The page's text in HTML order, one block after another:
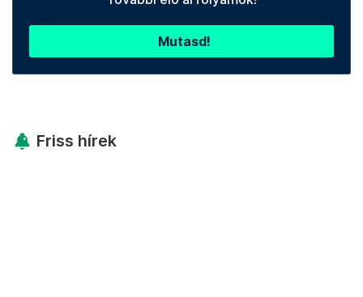
Mutasd!
Friss hírek